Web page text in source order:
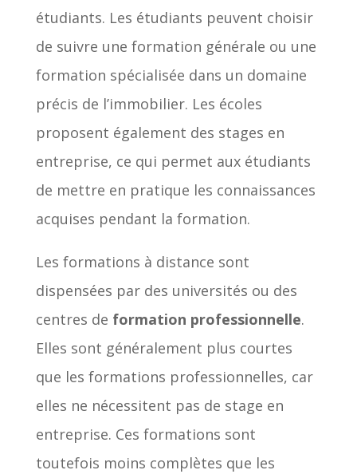
étudiants. Les étudiants peuvent choisir
de suivre une formation générale ou une
formation spécialisée dans un domaine
précis de l’immobilier. Les écoles
proposent également des stages en
entreprise, ce qui permet aux étudiants
de mettre en pratique les connaissances
acquises pendant la formation.
Les formations à distance sont
dispensées par des universités ou des
centres de formation professionnelle.
Elles sont généralement plus courtes
que les formations professionnelles, car
elles ne nécessitent pas de stage en
entreprise. Ces formations sont
toutefois moins complètes que les